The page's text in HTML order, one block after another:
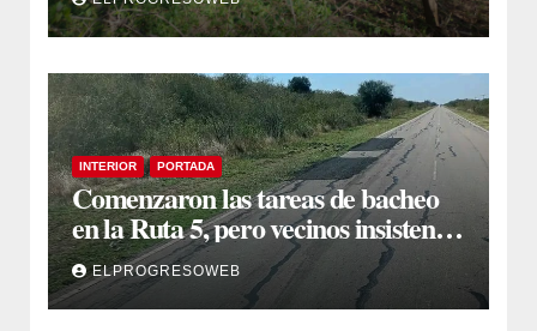
INTERIOR PORTADA
Comenzaron las tareas de bacheo
en la Ruta 5, pero vecinos insisten
en un reclamo integral
ELPROGRESOWEB